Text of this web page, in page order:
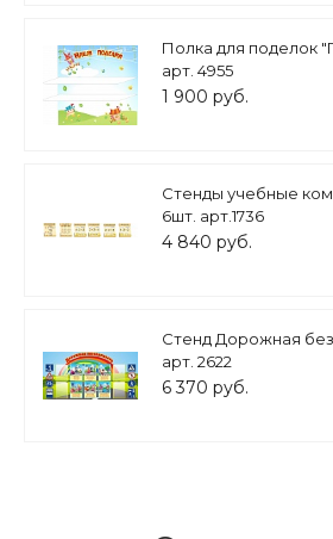
Полка для поделок
арт. 4955
1 900 руб.
Стенды учебные
6шт. арт.1736
4 840 руб.
Стенд Дорожная
арт. 2622
6 370 руб.